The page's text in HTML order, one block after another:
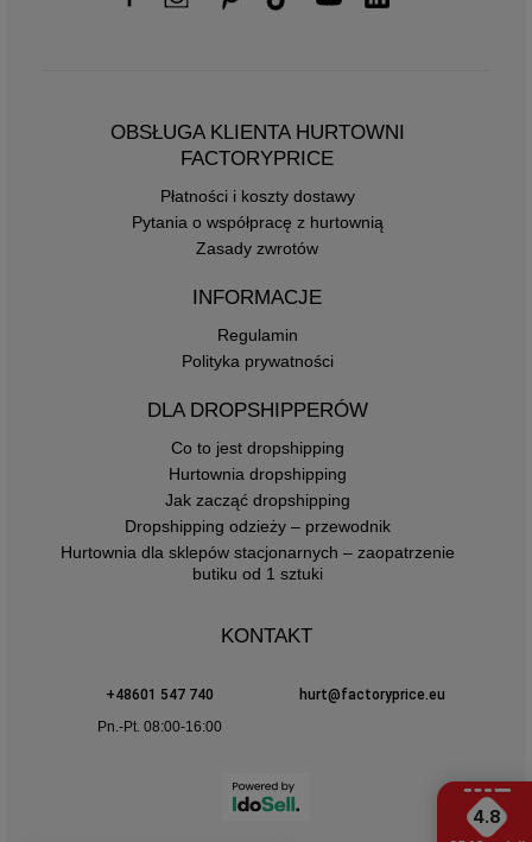
OBSŁUGA KLIENTA HURTOWNI
FACTORYPRICE
Płatności i koszty dostawy
Pytania o współpracę z hurtownią
Zasady zwrotów
INFORMACJE
Regulamin
Polityka prywatności
DLA DROPSHIPPERÓW
Co to jest dropshipping
Hurtownia dropshipping
Jak zacząć dropshipping
Dropshipping odzieży – przewodnik
Hurtownia dla sklepów stacjonarnych – zaopatrzenie
butiku od 1 sztuki
KONTAKT
+48601 547 740
hurt@factoryprice.eu
Pn.-Pt. 08:00-16:00
4.8